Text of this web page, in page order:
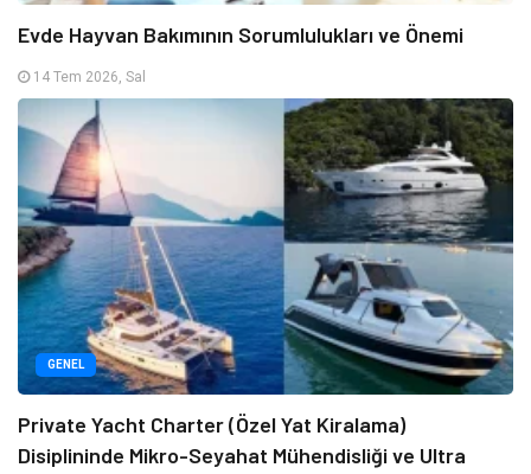
Evde Hayvan Bakımının Sorumlulukları ve Önemi
14 Tem 2026, Sal
GENEL
Private Yacht Charter (Özel Yat Kiralama)
Disiplininde Mikro-Seyahat Mühendisliği ve Ultra